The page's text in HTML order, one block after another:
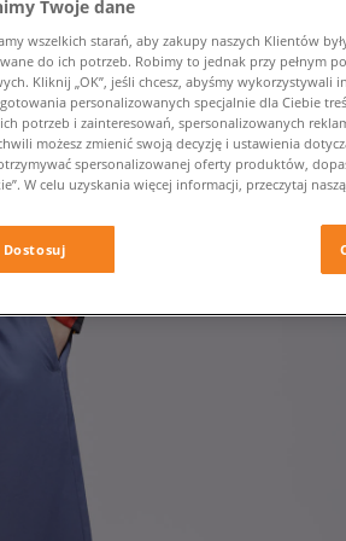
Twoje dane
wszelkich starań, aby zakupy naszych Klientów
do ich potrzeb. Robimy to jednak przy pełnym
Kliknij „OK”, jeśli chcesz, abyśmy wykorzystywali
personalizowanych specjalnie dla Ciebie
potrzeb i zainteresowań, spersonalizowanych
możesz zmienić swoją decyzję i ustawienia
spersonalizowanej oferty produktów,
W celu uzyskania więcej informacji, przeczytaj naszą
Dostosuj